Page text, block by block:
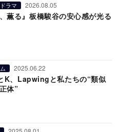
ラマ 2026.08.05
、薫る』板橋駿谷の安心感が光る
2025.06.22
K、Lapwingと私たちの“類似
体”